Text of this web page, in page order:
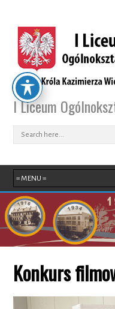
I Liceum
Konkurs